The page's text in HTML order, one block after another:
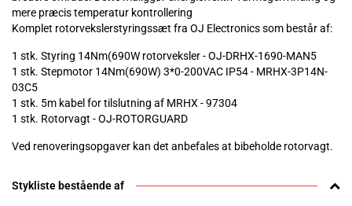
mere præcis temperatur kontrollering
Komplet rotorvekslerstyringssæt fra OJ Electronics som består af:
1 stk. Styring 14Nm(690W rotorveksler - OJ-DRHX-1690-MAN5
1 stk. Stepmotor 14Nm(690W) 3*0-200VAC IP54 - MRHX-3P14N-
03C5
1 stk. 5m kabel for tilslutning af MRHX - 97304
1 stk. Rotorvagt - OJ-ROTORGUARD
Ved renoveringsopgaver kan det anbefales at bibeholde rotorvagt.
Stykliste bestående af